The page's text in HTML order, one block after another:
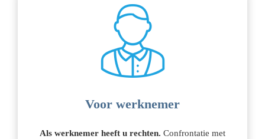
Voor werknemer
Als werknemer heeft u rechten. Confrontatie met